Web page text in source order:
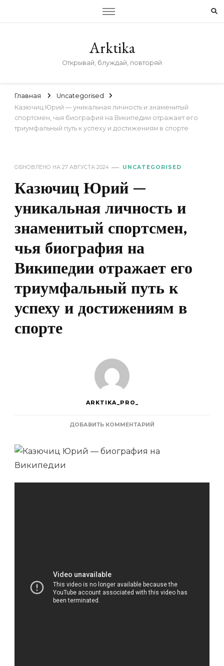
Arktika
Открывай, блуждай, повторяй
Главная
Uncategorised
Казючиц Юрий — уникальная личность и знаменитый
спортсмен, чья биография на Википедии отражает его
триумфальный путь к успеху и достижениям в спорте
ОБНОВЛЕНО НА 27 АВГУСТА 2024 UNCATEGORISED
Казючиц Юрий —
уникальная личность и
знаменитый спортсмен,
чья биография на
Википедии отражает его
триумфальный путь к
успеху и достижениям в
спорте
ARKTIKA_PRO_
ДОБАВИТЬ КОММЕНТАРИЙ
ЮРИЙ
К
УСПЕХУ